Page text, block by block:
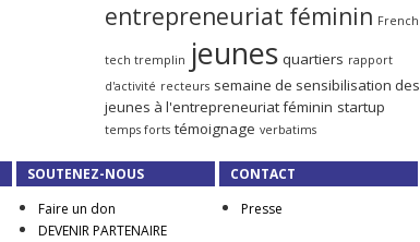
entrepreneuriat féminin French
tech tremplin jeunes quartiers rapport
d'activité recteurs semaine de sensibilisation des
jeunes à l'entrepreneuriat féminin startup
temps forts témoignage verbatims
SOUTENEZ-NOUS
Faire un don
DEVENIR PARTENAIRE
CONTACT
Presse